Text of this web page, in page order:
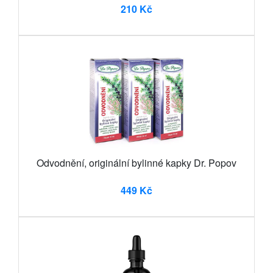
210 Kč
Odvodnění, originální bylinné kapky Dr. Popov
449 Kč